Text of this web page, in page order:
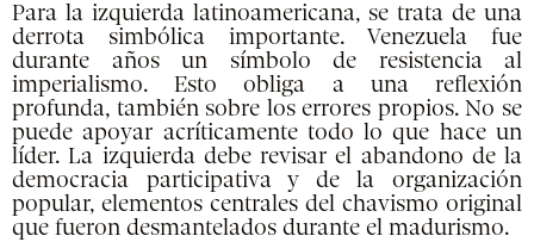
Para la izquierda latinoamericana, se trata de una
derrota simbólica importante. Venezuela fue
durante años un símbolo de resistencia al
imperialismo. Esto obliga a una reflexión
profunda, también sobre los errores propios. No se
puede apoyar acríticamente todo lo que hace un
líder. La izquierda debe revisar el abandono de la
democracia participativa y de la organización
popular, elementos centrales del chavismo original
que fueron desmantelados durante el madurismo.